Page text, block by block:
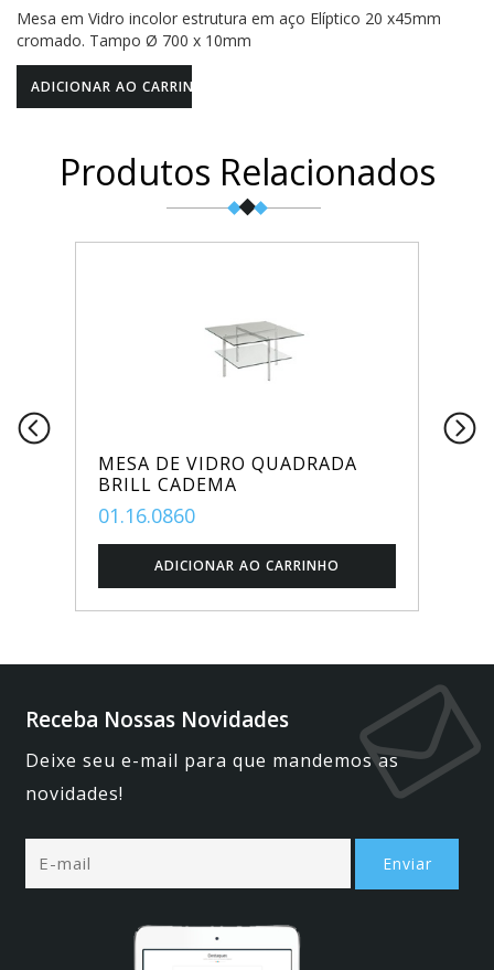
Mesa em Vidro incolor estrutura em aço Elíptico 20 x45mm
cromado. Tampo Ø 700 x 10mm
Produtos Relacionados
MESA DE VIDRO QUADRADA
BRILL CADEMA
01.16.0860
Receba Nossas Novidades
Deixe seu e-mail para que mandemos as
novidades!